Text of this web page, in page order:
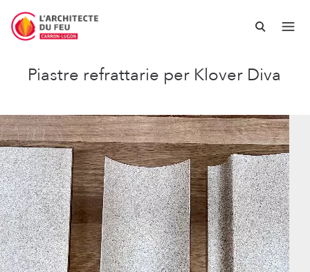
Piastre refrattarie per Klover Diva